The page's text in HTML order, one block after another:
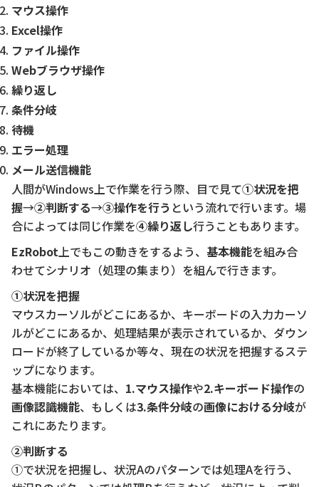
マウス操作
Excel操作
ファイル操作
Webブラウザ操作
繰り返し
条件分岐
待機
エラー処理
メール送信機能
人間がWindows上で作業を行う際、目で見て①状況を把
握→②判断する→③操作を行う という流れで行います。場
合によっては同じ作業を④繰り返し行うこともあります。
EzRobot 上でもこの動きをするよう、 基本機能を組み合
わせてシナリオ（処理の集まり）を組んで行きます。
①状況を把握
マウスカーソルがどこにあるか、キーボードの入力カーソ
ルがどこにあるか、処理結果が表示されているか、ダウン
ロードが終了しているか等々、現在の状況を把握するステ
ップになります。
基本機能においては、 1.マウス操作や2.キーボード操作の
画像認識機能、もしくは3.条件分岐の画像における分岐が
これにあたります。
②判断する
①で状況を把握し、状況Aのパターンでは処理Aを行う、